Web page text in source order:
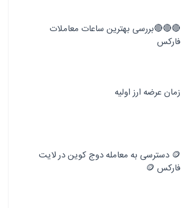
🔴🔴🔴بررسی بهترین ساعات معاملات
فارکس
زمان عرضه ارز اولیه
🪙 دسترسی به معامله دوج کوین در لایت
فارکس 🪙